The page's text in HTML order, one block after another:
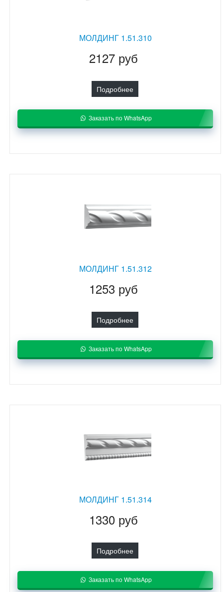
МОЛДИНГ 1.51.310
2127 руб
Подробнее
Заказать по WhatsApp
МОЛДИНГ 1.51.312
1253 руб
Подробнее
Заказать по WhatsApp
МОЛДИНГ 1.51.314
1330 руб
Подробнее
Заказать по WhatsApp